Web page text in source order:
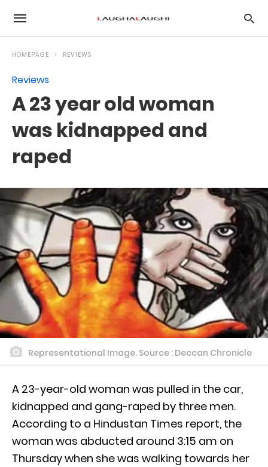
HOMEPAGE REVIEWS
Reviews
A 23 year old woman
was kidnapped and
raped
Representational Image. Source : Deccan Chronicle
A 23-year-old woman was pulled in the car,
kidnapped and gang-raped by three men.
According to a Hindustan Times report, the
woman was abducted around 3:15 am on
Thursday when she was walking towards her